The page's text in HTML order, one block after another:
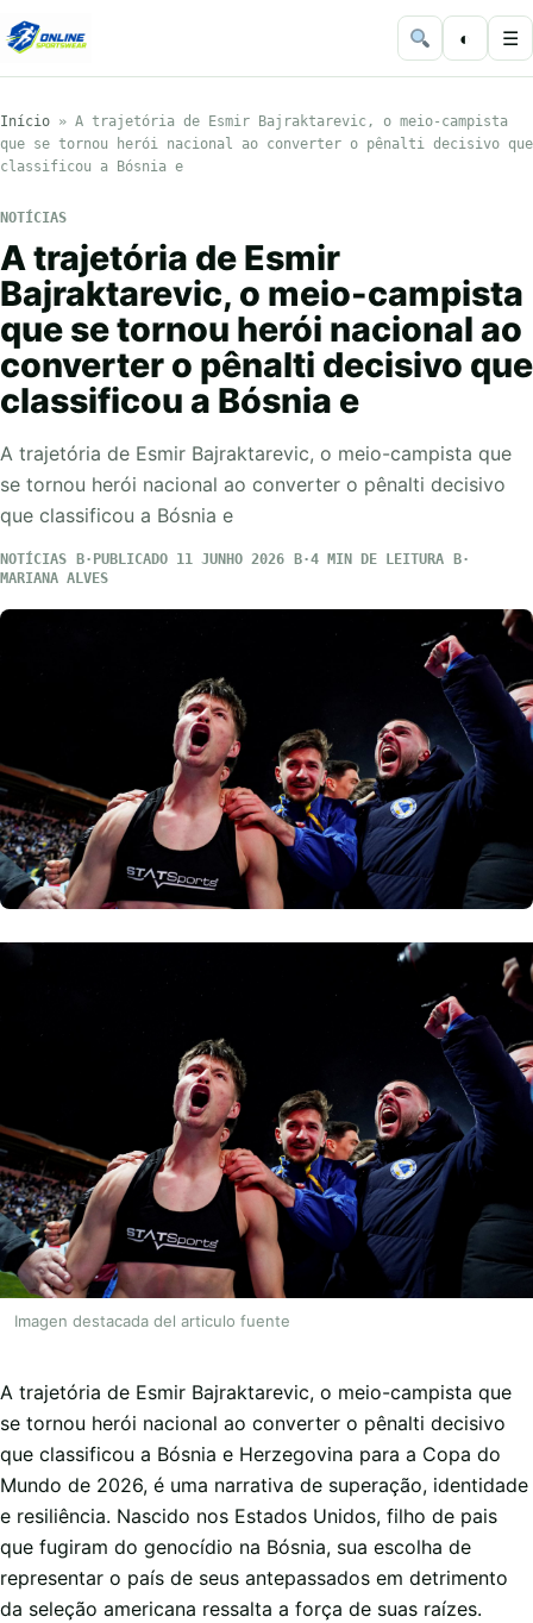
◐ ☰
Início » A trajetória de Esmir Bajraktarevic, o meio-campista
que se tornou herói nacional ao converter o pênalti decisivo que
classificou a Bósnia e
NOTÍCIAS
A trajetória de Esmir
Bajraktarevic, o meio-campista
que se tornou herói nacional ao
converter o pênalti decisivo que
classificou a Bósnia e
A trajetória de Esmir Bajraktarevic, o meio-campista que
se tornou herói nacional ao converter o pênalti decisivo
que classificou a Bósnia e
NOTÍCIAS PUBLICADO 11 JUNHO 2026
4 MIN DE LEITURA
MARIANA ALVES
Imagen destacada del articulo fuente
A trajetória de Esmir Bajraktarevic, o meio-campista que
se tornou herói nacional ao converter o pênalti decisivo
que classificou a Bósnia e Herzegovina para a Copa do
Mundo de 2026, é uma narrativa de superação, identidade
e resiliência. Nascido nos Estados Unidos, filho de pais
que fugiram do genocídio na Bósnia, sua escolha de
representar o país de seus antepassados em detrimento
da seleção americana ressalta a força de suas raízes.